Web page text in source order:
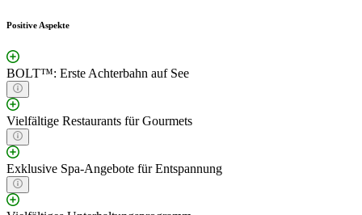
Positive Aspekte
BOLT™: Erste Achterbahn auf See
Vielfältige Restaurants für Gourmets
Exklusive Spa-Angebote für Entspannung